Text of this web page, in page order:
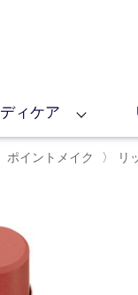
ィケア
ポイントメイク 〉 リ